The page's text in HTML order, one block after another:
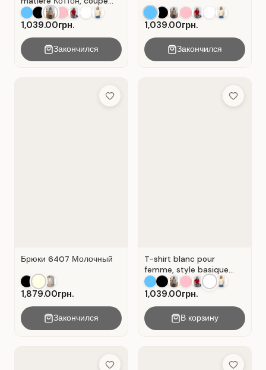
droite. Beige .
1,039.00грн.
Закончился
1,039.00грн.
Закончился
Add to Wish List
Брюки 6407 Молочный
1,879.00грн.
Закончился
Add to
T-shirt blanc pour
femme, style basique
décontracté, matière :
coton Blanc .
1,039.00грн.
В корзину